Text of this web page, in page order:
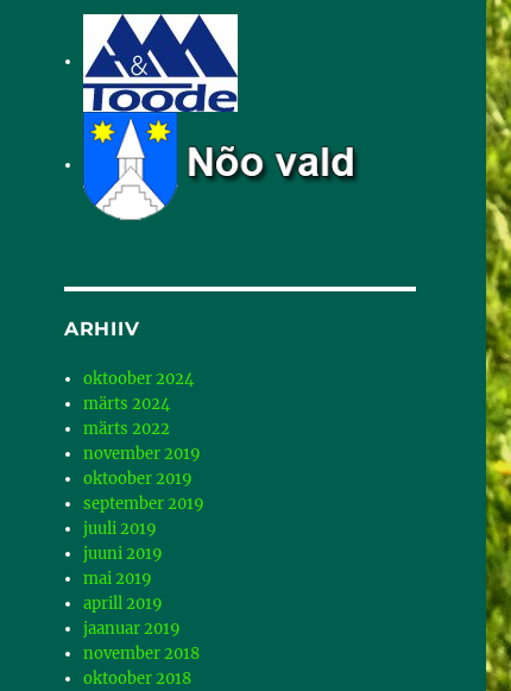
ARHIIV
oktoober 2024
märts 2024
märts 2022
november 2019
oktoober 2019
september 2019
juuli 2019
juuni 2019
mai 2019
aprill 2019
jaanuar 2019
november 2018
oktoober 2018